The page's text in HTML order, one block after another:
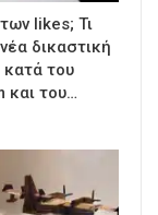
likes; Τι
δικαστική
του
και του…